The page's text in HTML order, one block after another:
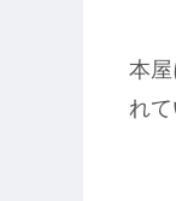
本
れて